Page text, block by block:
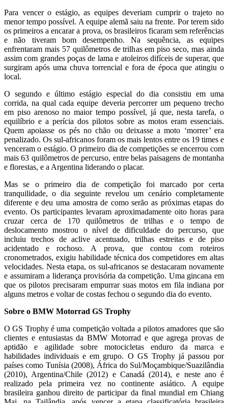
Para vencer o estágio, as equipes deveriam cumprir o trajeto no
menor tempo possível. A equipe alemã saiu na frente. Por terem sido
os primeiros a encarar a prova, os brasileiros ficaram sem referências
e não tiveram bom desempenho. Na sequência, as equipes
enfrentaram mais 57 quilômetros de trilhas em piso seco, mas ainda
assim com grandes poças de lama e atoleiros difíceis de superar, que
surgiram após uma chuva torrencial e fora de época que atingiu o
local.
O segundo e último estágio especial do dia consistiu em uma
corrida, na qual cada equipe deveria percorrer um pequeno trecho
em piso arenoso no maior tempo possível, já que, nesta tarefa, o
equilíbrio e a perícia dos pilotos sobre as motos eram essenciais.
Quem apoiasse os pés no chão ou deixasse a moto ‘morrer’ era
penalizado. Os sul-africanos foram os mais lentos entre os 19 times e
venceram o estágio. O primeiro dia de competições se encerrou com
mais 63 quilômetros de percurso, entre belas paisagens de montanha
e florestas, e a Argentina liderando o placar.
Mas se o primeiro dia de competição foi marcado por certa
tranquilidade, o dia seguinte revelou um cenário completamente
diferente e deu uma amostra de como serão as próximas etapas do
evento. Os participantes levaram aproximadamente oito horas para
cruzar cerca de 170 quilômetros de trilhas e o tempo de
deslocamento mostrou o nível de dificuldade do percurso, que
incluiu trechos de aclive acentuado, trilhas estreitas e de piso
acidentado e rochoso. A prova, que contou com roteiros
cronometrados, exigiu habilidade técnica dos competidores em altas
velocidades. Nesta etapa, os sul-africanos se destacaram novamente
e assumiram a liderança provisória da competição. Uma gincana em
que os pilotos precisaram empurrar suas motos em fila indiana por
alguns metros e voltar de costas fechou o segundo dia do evento.
Sobre o BMW Motorrad GS Trophy
O GS Trophy é uma competição voltada a pilotos amadores que são
clientes e entusiastas da BMW Motorrad e que agrega provas de
aptidão e agilidade sobre motocicletas enduro da marca e
habilidades individuais e em grupo. O GS Trophy já passou por
países como Tunísia (2008), África do Sul/Moçambique/Suazilândia
(2010), Argentina/Chile (2012) e Canadá (2014), e neste ano é
realizado pela primeira vez no continente asiático. A equipe
brasileira ganhou direito de participar da final mundial em Chiang